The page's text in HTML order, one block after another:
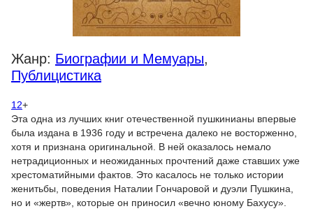
Жанр: Биографии и Мемуары,
Публицистика
12+
Эта одна из лучших книг отечественной пушкинианы впервые
была издана в 1936 году и встречена далеко не восторженно,
хотя и признана оригинальной. В ней оказалось немало
нетрадиционных и неожиданных прочтений даже ставших уже
хрестоматийными фактов. Это касалось не только истории
женитьбы, поведения Наталии Гончаровой и дуэли Пушкина,
но и «жертв», которые он приносил «вечно юному Бахусу».